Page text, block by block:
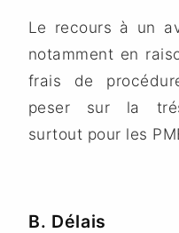
Le recours à un
notamment en
frais de
peser sur la
surtout pour les
B. Délais